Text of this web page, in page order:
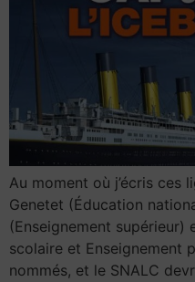
Au moment où j’écris ces
Genetet (Éducation
(Enseignement supérieur)
scolaire et Enseignement
nommés, et le SNALC